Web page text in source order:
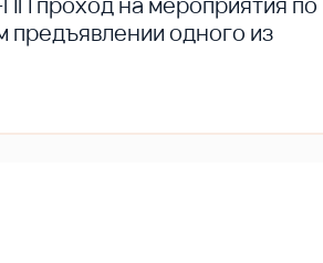
предъявлении одного из